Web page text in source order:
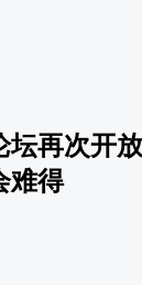
坛再次开放
难得